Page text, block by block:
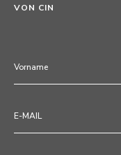
VON CIN